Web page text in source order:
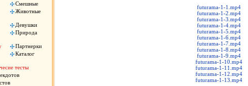
Смешные
Животные
Девушки
Природа
Партнерки
Каталог
тесты
futurama-1-1.mp4
futurama-1-2.mp4
futurama-1-3.mp4
futurama-1-4.mp4
futurama-1-5.mp4
futurama-1-6.mp4
futurama-1-7.mp4
futurama-1-8.mp4
futurama-1-9.mp4
futurama-1-10.mp4
futurama-1-11.mp4
futurama-1-12.mp4
futurama-1-13.mp4